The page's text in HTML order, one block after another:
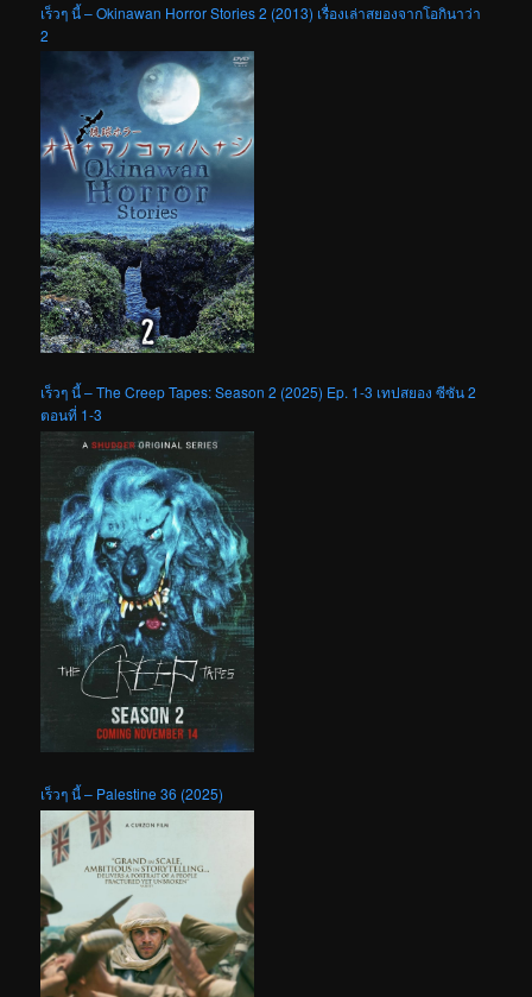
เร็วๆ นี้ – Okinawan Horror Stories 2 (2013) เรื่องเล่าสยองจากโอกินาว่า
2
เร็วๆ นี้ – The Creep Tapes: Season 2 (2025) Ep. 1-3 เทปสยอง ซีซัน 2
ตอนที่ 1-3
เร็วๆ นี้ – Palestine 36 (2025)